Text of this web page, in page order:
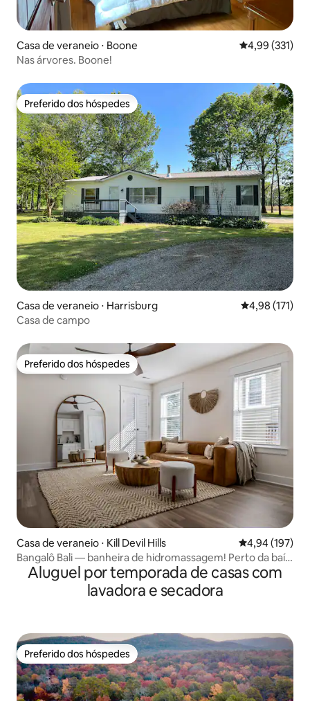
Casa de veraneio ⋅ Boone 4,99 de uma
4,99 (331)
Nas árvores. Boone!
Preferido dos hóspedes
Preferido dos hóspedes
Casa de veraneio ⋅ Harrisburg 4,98 de uma
4,98 (171)
Casa de campo
Preferido dos hóspedes
Preferido dos hóspedes
Casa de veraneio ⋅ Kill Devil Hills 4,94 de uma
4,94 (197)
Bangalô Bali — banheira de hidromassagem! Perto da baía
e da praia!
Aluguel por temporada de casas com
lavadora e secadora
Preferido dos hóspedes
Preferido dos hóspedes